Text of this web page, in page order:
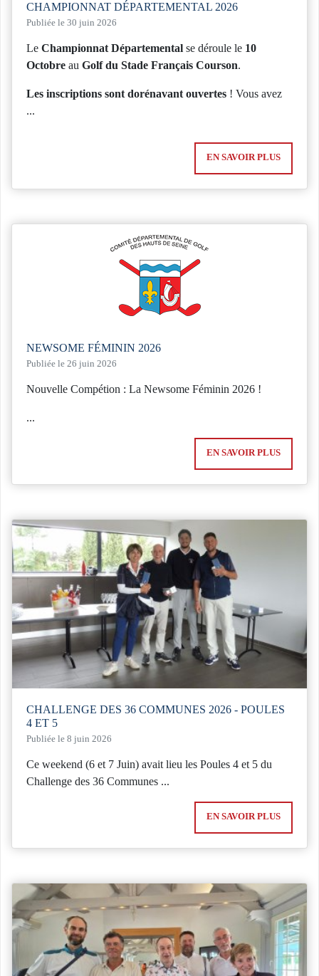
CHAMPIONNAT DÉPARTEMENTAL 2026
Publiée le 30 juin 2026
Le Championnat Départemental se déroule le 10
Octobre au Golf du Stade Français Courson.
Les inscriptions sont dorénavant ouvertes ! Vous avez
...
EN SAVOIR PLUS
NEWSOME FÉMININ 2026
Publiée le 26 juin 2026
Nouvelle Compétion : La Newsome Féminin 2026 !
...
EN SAVOIR PLUS
CHALLENGE DES 36 COMMUNES 2026 - POULES
4 ET 5
Publiée le 8 juin 2026
Ce weekend (6 et 7 Juin) avait lieu les Poules 4 et 5 du
Challenge des 36 Communes ...
EN SAVOIR PLUS